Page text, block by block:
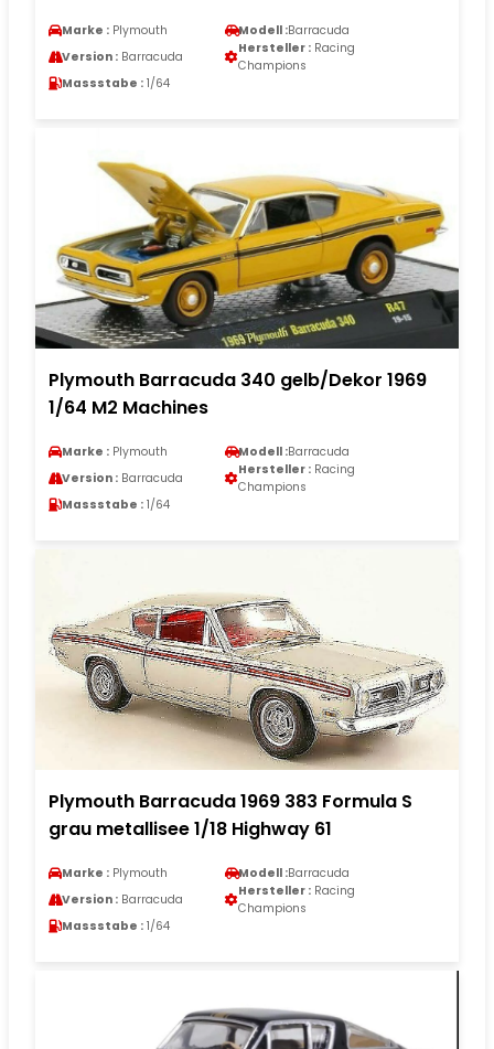
Marke : Plymouth Modell :Barracuda
Version : Barracuda
Hersteller : Racing
Champions
Massstabe : 1/64
Plymouth Barracuda 340 gelb/Dekor 1969
1/64 M2 Machines
Marke : Plymouth Modell :Barracuda
Version : Barracuda
Hersteller : Racing
Champions
Massstabe : 1/64
Plymouth Barracuda 1969 383 Formula S
grau metallisee 1/18 Highway 61
Marke : Plymouth Modell :Barracuda
Version : Barracuda
Hersteller : Racing
Champions
Massstabe : 1/64